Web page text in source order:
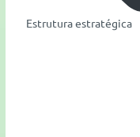
Estrutura estratégica